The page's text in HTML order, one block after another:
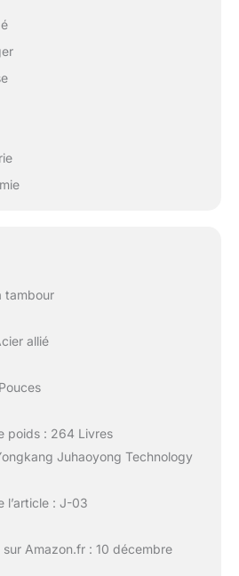
tambour
allié
poids : 264 Livres
Juhaoyong Technology
l’article : J-03
Amazon.fr : 10 décembre